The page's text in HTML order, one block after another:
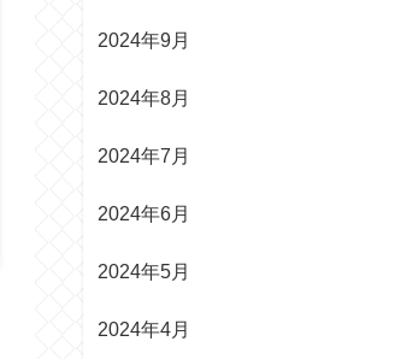
2024年9月
2024年8月
2024年7月
2024年6月
2024年5月
2024年4月